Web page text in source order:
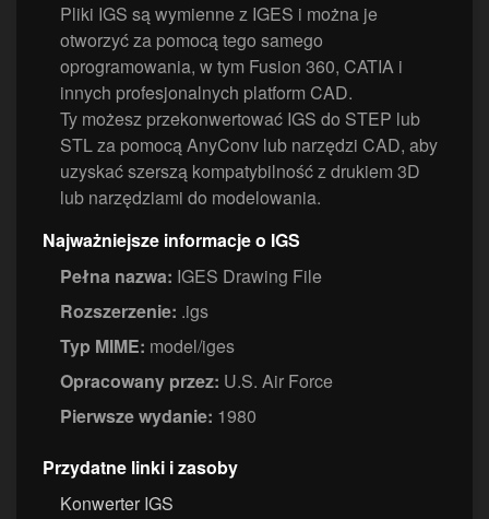
Pliki IGS są wymienne z IGES i można je
otworzyć za pomocą tego samego
oprogramowania, w tym Fusion 360, CATIA i
innych profesjonalnych platform CAD.
Ty możesz przekonwertować IGS do STEP lub
STL za pomocą AnyConv lub narzędzi CAD, aby
uzyskać szerszą kompatybilność z drukiem 3D
lub narzędziami do modelowania.
Najważniejsze informacje o IGS
Pełna nazwa: IGES Drawing File
Rozszerzenie: .igs
Typ MIME: model/iges
Opracowany przez: U.S. Air Force
Pierwsze wydanie: 1980
Przydatne linki i zasoby
Konwerter IGS